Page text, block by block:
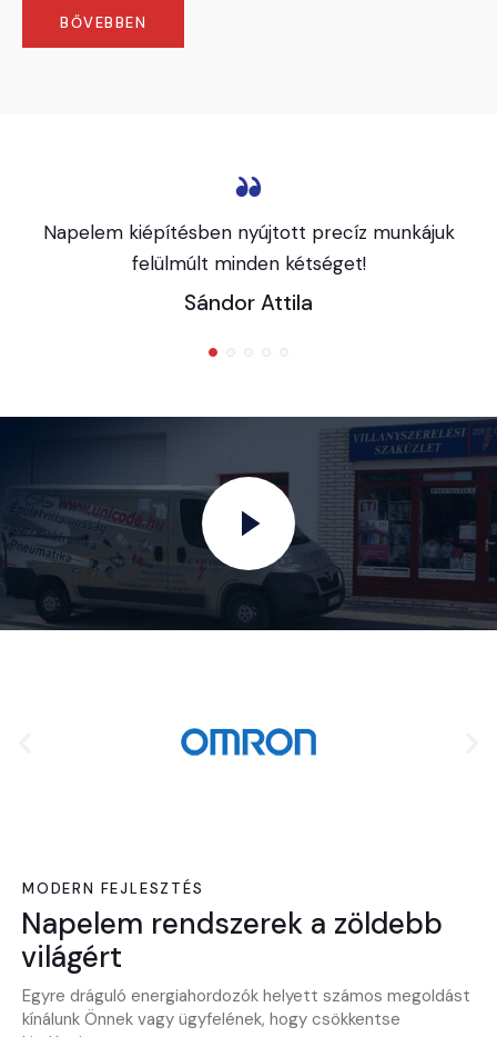
BŐVEBBEN
Napelem kiépítésben nyújtott precíz munkájuk
felülmúlt minden kétséget!
Sándor Attila
MODERN FEJLESZTÉS
Napelem rendszerek a zöldebb
világért
Egyre dráguló energiahordozók helyett számos megoldást
kínálunk Önnek vagy ügyfelének, hogy csökkentse